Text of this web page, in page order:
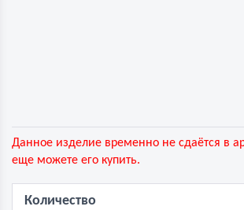
Данное изделие временно не сдаётся в
еще можете его купить.
Количество